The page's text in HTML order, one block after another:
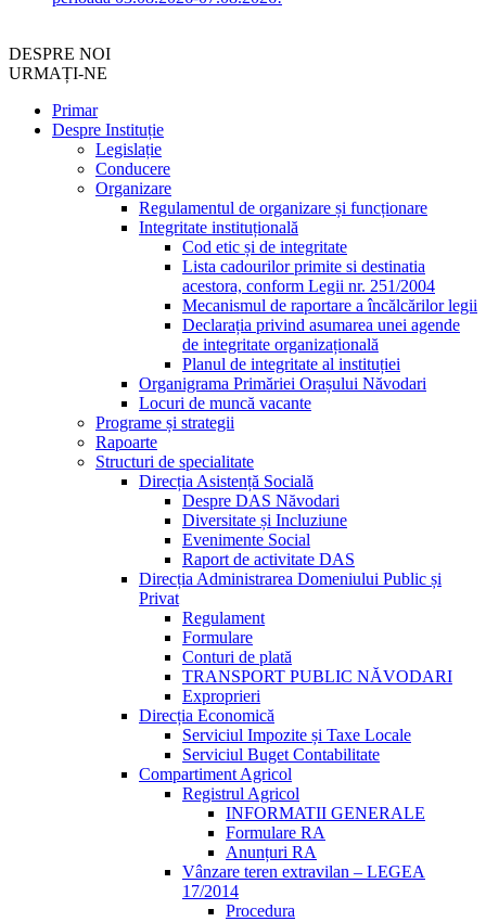
DESPRE NOI
URMAȚI-NE
Primar
Despre Instituție
Legislație
Conducere
Organizare
Regulamentul de organizare și funcționare
Integritate instituțională
Cod etic și de integritate
Lista cadourilor primite si destinatia
acestora, conform Legii nr. 251/2004
Mecanismul de raportare a încălcărilor legii
Declarația privind asumarea unei agende
de integritate organizațională
Planul de integritate al instituției
Organigrama Primăriei Orașului Năvodari
Locuri de muncă vacante
Programe și strategii
Rapoarte
Structuri de specialitate
Direcția Asistență Socială
Despre DAS Năvodari
Diversitate și Incluziune
Evenimente Social
Raport de activitate DAS
Direcția Administrarea Domeniului Public și
Privat
Regulament
Formulare
Conturi de plată
TRANSPORT PUBLIC NĂVODARI
Exproprieri
Direcția Economică
Serviciul Impozite și Taxe Locale
Serviciul Buget Contabilitate
Compartiment Agricol
Registrul Agricol
INFORMATII GENERALE
Formulare RA
Anunțuri RA
Vânzare teren extravilan – LEGEA
17/2014
Procedura